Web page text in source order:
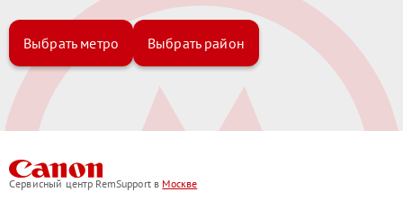
Выбрать метро Выбрать район
Сервисный центр RemSupport в Москве